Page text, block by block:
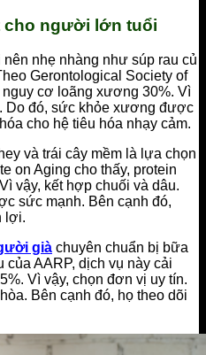
cho người lớn tuổi
nhẹ nhàng như súp rau củ
Gerontological Society of
cơ loãng xương 30%. Vì
Do đó, sức khỏe xương được
cho hệ tiêu hóa nhạy cảm.
và trái cây mềm là lựa chọn
on Aging cho thấy, protein
vậy, kết hợp chuối và dâu.
sức mạnh. Bên cạnh đó,
lợi.
già chuyên chuẩn bị bữa
AARP, dịch vụ này cải
Vì vậy, chọn đơn vị uy tín.
Bên cạnh đó, họ theo dõi